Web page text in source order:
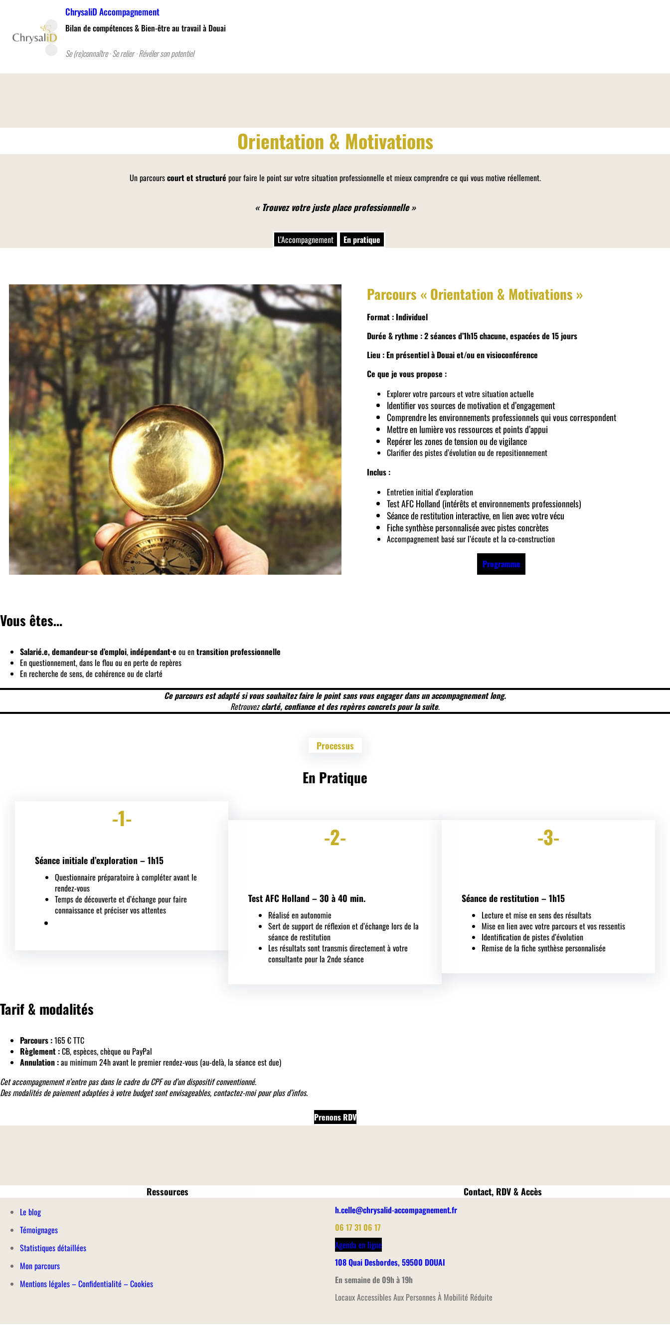
contenu
ChrysaliD Accompagnement
Bilan de compétences & Bien-être au travail à Douai
Se (re)connaître · Se relier · Révéler son potentiel
Orientation & Motivations
Un parcourscourt et structuré pour faire le point sur votre situation professionnelle et mieux comprendre ce qui vous motive réellement.
« Trouvez votre juste place professionnelle »
L’Accompagnement En pratique
Parcours « Orientation & Motivations »
Format : Individuel
Durée & rythme : 2 séances d’1h15 chacune, espacées de 15 jours
Lieu : En présentiel à Douai et/ou en visioconférence
Ce que je vous propose :
Explorer votre parcours et votre situation actuelle
Identifier vos sources de motivation et d’engagement
Comprendre les environnements professionnels qui vous correspondent
Mettre en lumière vos ressources et points d’appui
Repérer les zones de tension ou de vigilance
Clarifier des pistes d’évolution ou de repositionnement
Inclus :
Entretien initial d’exploration
Test AFC Holland (intérêts et environnements professionnels)
Séance de restitution interactive, en lien avec votre vécu
Fiche synthèse personnalisée avec pistes concrètes
Accompagnement basé sur l’écoute et la co-construction
Programme
Vous êtes…
Salarié.e, demandeur·se d’emploi,indépendant·e ou entransition professionnelle
En questionnement, dans le flou ou en perte de repères
En recherche de sens, de cohérence ou de clarté
Ce parcours est adapté si vous souhaitez faire le point sans vous engager dans un accompagnement long.
Retrouvezclarté, confiance et des repères concrets pour la suite.
Processus
En Pratique
-1-
Séance initiale d’exploration – 1h15
Questionnaire préparatoire à compléter avant le
rendez-vous
Temps de découverte et d’échange pour faire
connaissance et préciser vos attentes
-2-
Test AFC Holland – 30 à 40 min.
Réalisé en autonomie
Sert de support de réflexion et d’échange lors de la
séance de restitution
Les résultats sont transmis directement à votre
consultante pour la 2nde séance
-3-
Séance de restitution – 1h15
Lecture et mise en sens des résultats
Mise en lien avec votre parcours et vos ressentis
Identification de pistes d’évolution
Remise de la fiche synthèse personnalisée
Tarif & modalités
Parcours :165 € TTC
Règlement :CB, espèces, chèque ou PayPal
Annulation :au minimum 24h avant le premier rendez-vous (au-delà, la séance est due)
Cet accompagnement n’entre pas dans le cadre du CPF ou d’un dispositif conventionné.
Des modalités de paiement adaptées à votre budget sont envisageables, contactez-moi pour plus d’infos.
Prenons RDV
Ressources
Le blog
Témoignages
Statistiques détaillées
Mon parcours
Mentions légales–Confidentialité – Cookies
Contact, RDV & Accès
h.celle@chrysalid-accompagnement.fr
06 17 31 06 17
Agenda en ligne
108 Quai Desbordes, 59500 DOUAI
En semaine de 09h à 19h
Locaux Accessibles Aux Personnes À Mobilité Réduite